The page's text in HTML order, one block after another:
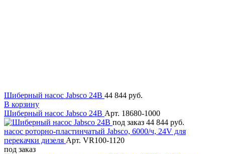
Шиберный насос Jabsco 24В 44 844 руб.
В корзину
Шиберный насос Jabsco 24В Арт. 18680-1000
под заказ 44 844 руб.
насос роторно-пластинчатый Jabsco, 6000/ч, 24V для
перекачки дизеля Арт. VR100-1120
под заказ